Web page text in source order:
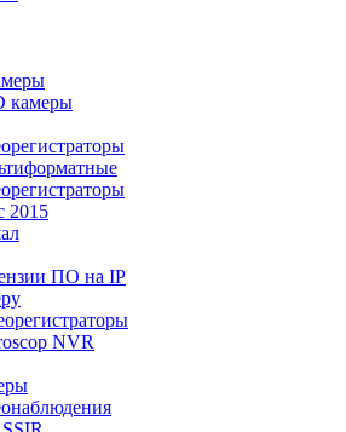
камеры
2015
ПО на IP
NVR